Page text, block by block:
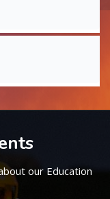
our Education